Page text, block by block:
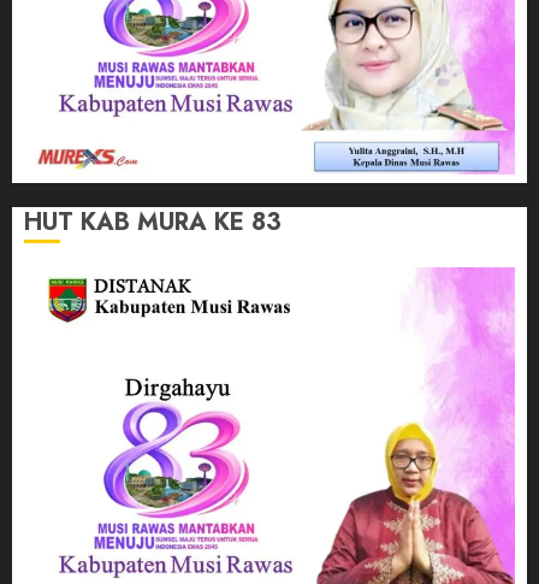
HUT KAB MURA KE 83